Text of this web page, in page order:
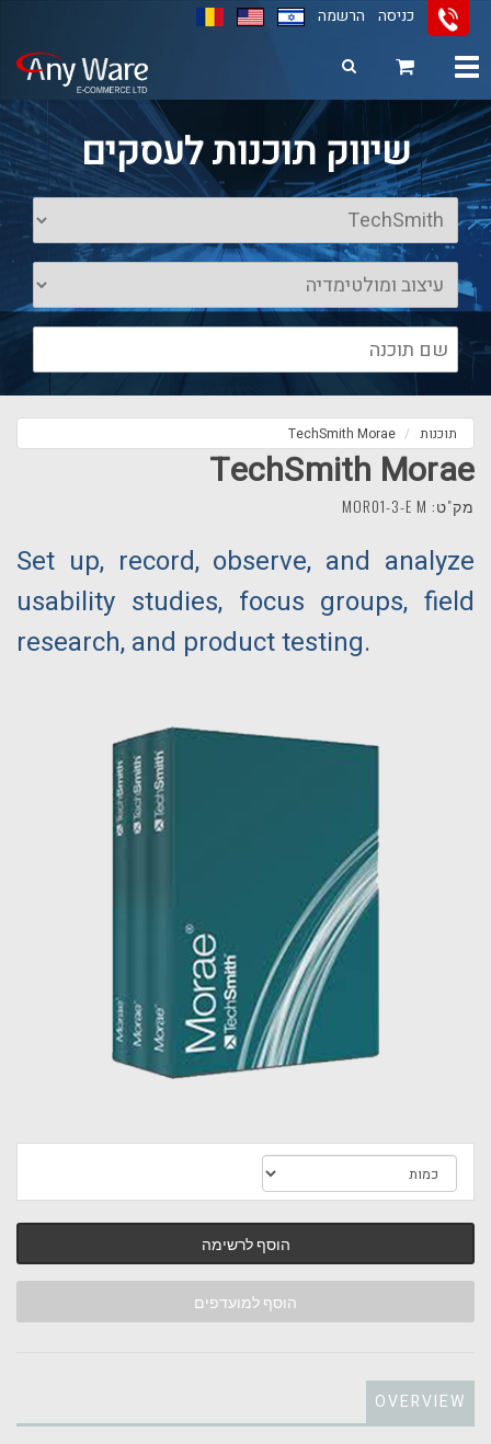
11
12
13
כניסה הרשמה
Toggle
שיווק תוכנות לעסקים
תוכנות TechSmith Morae
TechSmith Morae
מק"ט: MOR01-3-E M
Set up, record, observe, and analyze
usability studies, focus groups, field
research, and product testing.
הוסף לרשימה
הוסף למועדפים
OVERVIEW